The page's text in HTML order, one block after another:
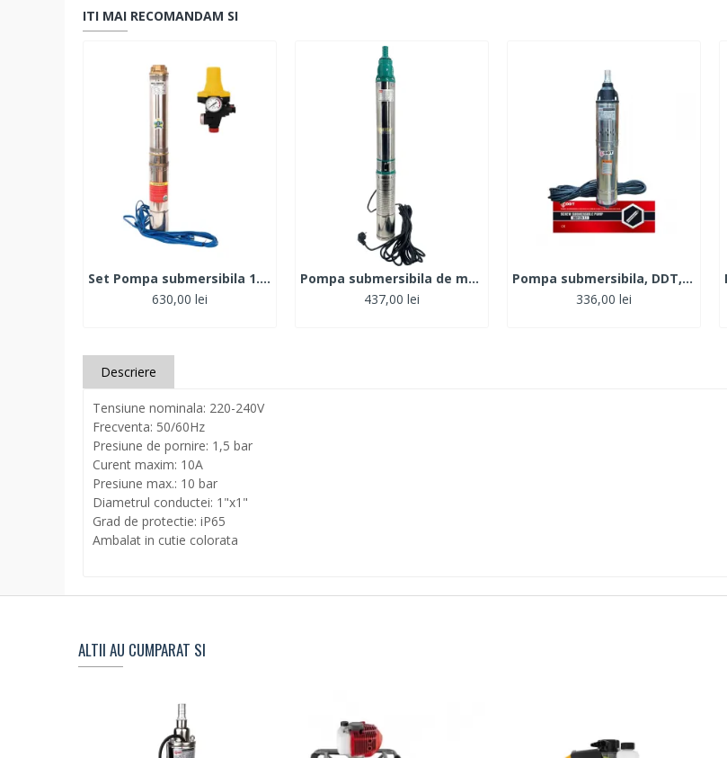
ITI MAI RECOMANDAM SI
Set Pompa submersibila 1.1kW, 120, 1tol, MFE 4STM4-8 + Presostat electronic automat
630,00 lei
Pompa submersibila de mare adancime, DDT, QJD120-1.5, 1500 W, Inox, 8 turbine
437,00 lei
Pompa submersibila, DDT, QGD120, Inox, 120 m, 3 m³/h, 20 m cablu
336,00 lei
Descriere
Tensiune nominala: 220-240V
Frecventa: 50/60Hz
Presiune de pornire: 1,5 bar
Curent maxim: 10A
Presiune max.: 10 bar
Diametrul conductei: 1"x1"
Grad de protectie: iP65
Ambalat in cutie colorata
ALTII AU CUMPARAT SI